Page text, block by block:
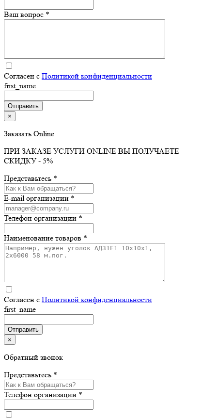
Ваш вопрос *
Согласен с Политикой конфиденциальности
first_name
×
Заказать Online
ПРИ ЗАКАЗЕ УСЛУГИ ONLINE ВЫ ПОЛУЧАЕТЕ
СКИДКУ - 5%
Представьтесь *
E-mail организации *
Телефон организации *
Наименование товаров *
Согласен с Политикой конфиденциальности
first_name
×
Обратный звонок
Представьтесь *
Телефон организации *